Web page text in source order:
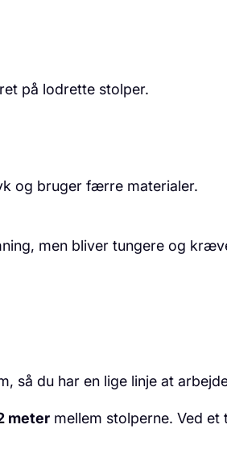
på lodrette stolper.
og bruger færre materialer.
men bliver tungere og
så du har en lige linje at
metermellem stolperne. Ved